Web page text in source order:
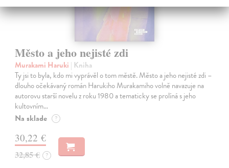
Město a jeho nejisté zdi
Murakami Haruki | Kniha
Ty jsi to byla, kdo mi vyprávěl o tom městě. Město a jeho nejisté zdi –
dlouho očekávaný román Harukiho Murakamiho volně navazuje na
autorovu starší novelu z roku 1980 a tematicky se prolíná s jeho
kultovním…
Na sklade ?
30,22 €
32,85 € ?